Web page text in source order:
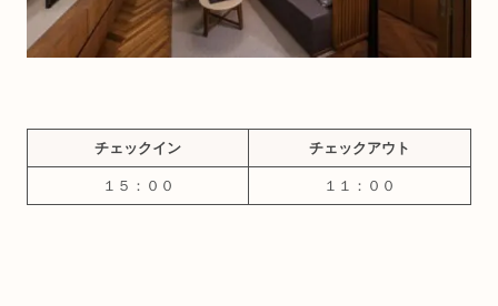
チェックイン チェックアウト
１５：００ １１：００